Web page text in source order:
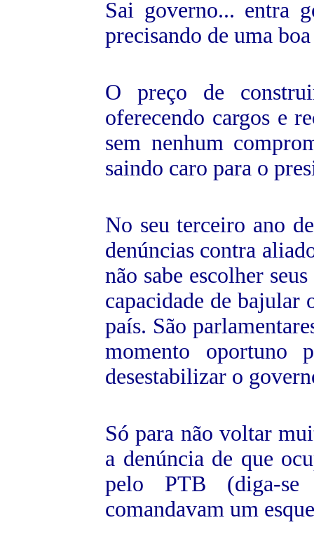
Sai governo... entra
precisando de uma
O preço de
oferecendo cargos e
sem nenhum
saindo caro para o
No seu terceiro ano
denúncias contra
não sabe escolher
capacidade de bajular
país. São
momento oportuno
desestabilizar o
Só para não voltar
a denúncia de que
pelo PTB (diga-se
comandavam um